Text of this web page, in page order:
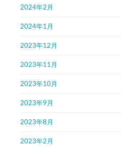
2024年2月
2024年1月
2023年12月
2023年11月
2023年10月
2023年9月
2023年8月
2023年2月